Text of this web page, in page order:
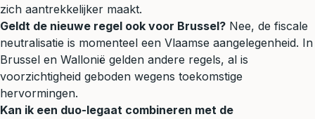
zich aantrekkelijker maakt.
Geldt de nieuwe regel ook voor Brussel? Nee, de fiscale
neutralisatie is momenteel een Vlaamse aangelegenheid. In
Brussel en Wallonië gelden andere regels, al is
voorzichtigheid geboden wegens toekomstige
hervormingen.
Kan ik een duo-legaat combineren met de